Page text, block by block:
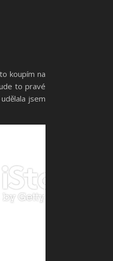
koupím na
to pravé
jsem